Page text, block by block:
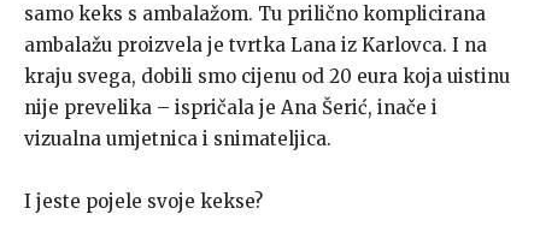
samo keks s ambalažom. Tu prilično komplicirana
ambalažu proizvela je tvrtka Lana iz Karlovca. I na
kraju svega, dobili smo cijenu od 20 eura koja uistinu
nije prevelika – ispričala je Ana Šerić, inače i
vizualna umjetnica i snimateljica.
I jeste pojele svoje kekse?